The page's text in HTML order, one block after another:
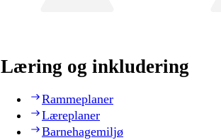
Læring og inkludering
Rammeplaner
Læreplaner
Barnehagemiljø